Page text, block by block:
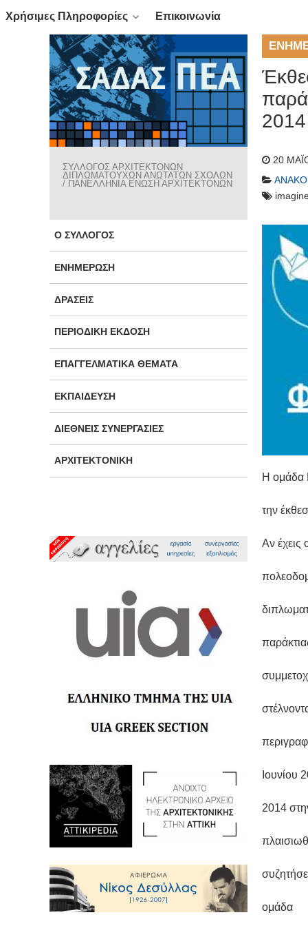
Χρήσιμες Πληροφορίες Επικοινωνία
ΣΥΛΛΟΓΟΣ ΑΡΧΙΤΕΚΤΟΝΩΝ
ΔΙΠΛΩΜΑΤΟΥΧΩΝ ΑΝΩΤΑΤΩΝ ΣΧΟΛΩΝ
/ ΠΑΝΕΛΛΗΝΙΑ ΕΝΩΣΗ ΑΡΧΙΤΕΚΤΟΝΩΝ
Ο ΣΎΛΛΟΓΟΣ
ΕΝΗΜΈΡΩΣΗ
ΔΡΆΣΕΙΣ
ΠΕΡΙΟΔΙΚΉ ΈΚΔΟΣΗ
ΕΠΑΓΓΕΛΜΑΤΙΚΆ ΘΈΜΑΤΑ
ΕΚΠΑΊΔΕΥΣΗ
ΔΙΕΘΝΕΊΣ ΣΥΝΕΡΓΑΣΊΕΣ
ΑΡΧΙΤΕΚΤΟΝΙΚΉ
20
Η ομάδα
την
Αν έχεις
Ιουνίου
2014
ομάδα